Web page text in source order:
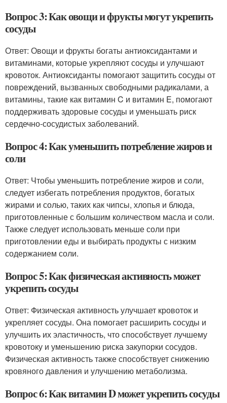
Вопрос 3: Как овощи и фрукты могут укрепить
сосуды
Ответ: Овощи и фрукты богаты антиоксидантами и
витаминами, которые укрепляют сосуды и улучшают
кровоток. Антиоксиданты помогают защитить сосуды от
повреждений, вызванных свободными радикалами, а
витамины, такие как витамин C и витамин E, помогают
поддерживать здоровые сосуды и уменьшать риск
сердечно-сосудистых заболеваний.
Вопрос 4: Как уменьшить потребление жиров и
соли
Ответ: Чтобы уменьшить потребление жиров и соли,
следует избегать потребления продуктов, богатых
жирами и солью, таких как чипсы, хлопья и блюда,
приготовленные с большим количеством масла и соли.
Также следует использовать меньше соли при
приготовлении еды и выбирать продукты с низким
содержанием соли.
Вопрос 5: Как физическая активность может
укрепить сосуды
Ответ: Физическая активность улучшает кровоток и
укрепляет сосуды. Она помогает расширить сосуды и
улучшить их эластичность, что способствует лучшему
кровотоку и уменьшению риска закупорки сосудов.
Физическая активность также способствует снижению
кровяного давления и улучшению метаболизма.
Вопрос 6: Как витамин D может укрепить сосуды